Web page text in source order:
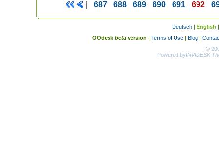
687 688 689 690 691 692
Deutsch | English
OOdesk beta version | Terms of Use | Blog |
©
Powered byINVIDESK